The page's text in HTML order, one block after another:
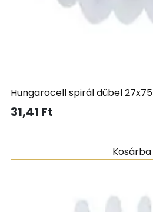
Hungarocell spirál dübel 27x75
31,41 Ft
Kosárba